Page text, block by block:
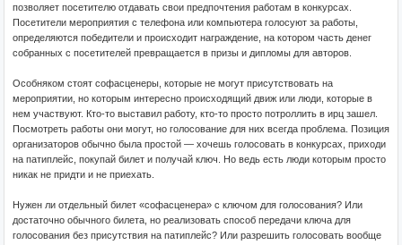
позволяет посетителю отдавать свои предпочтения работам в конкурсах.
Посетители мероприятия с телефона или компьютера голосуют за работы,
определяются победители и происходит награждение, на котором часть денег
собранных с посетителей превращается в призы и дипломы для авторов.
Особняком стоят софасценеры, которые не могут присутствовать на
мероприятии, но которым интересно происходящий движ или люди, которые в
нем участвуют. Кто-то выставил работу, кто-то просто потроллить в ирц зашел.
Посмотреть работы они могут, но голосование для них всегда проблема. Позиция
организаторов обычно была простой — хочешь голосовать в конкурсах, приходи
на патиплейс, покупай билет и получай ключ. Но ведь есть люди которым просто
никак не придти и не приехать.
Нужен ли отдельный билет «софасценера» с ключом для голосования? Или
достаточно обычного билета, но реализовать способ передачи ключа для
голосования без присутствия на патиплейс? Или разрешить голосовать вообще